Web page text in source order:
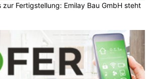
zur Fertigstellung: Emilay Bau GmbH steht